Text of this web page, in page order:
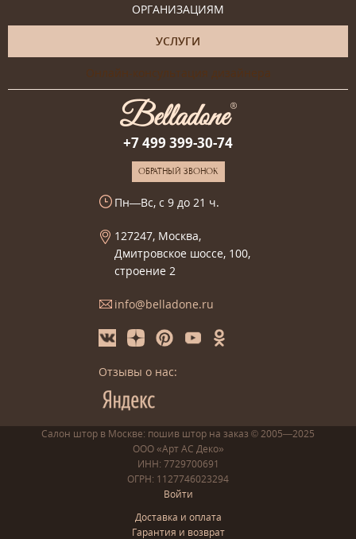
ОРГАНИЗАЦИЯМ
УСЛУГИ
Онлайн-консультация дизайнера
+7 499 399-30-74
ОБРАТНЫЙ ЗВОНОК
Пн—Вс, с 9 до 21 ч.
127247, Москва,
Дмитровское шоссе, 100,
строение 2
info@belladone.ru
Отзывы о нас:
Салон штор в Москве: пошив штор на заказ © 2005—2025
ООО «Арт АС Деко»
ИНН: 7729700691
ОГРН: 1127746023294
Войти
Доставка и оплата
Гарантия и возврат